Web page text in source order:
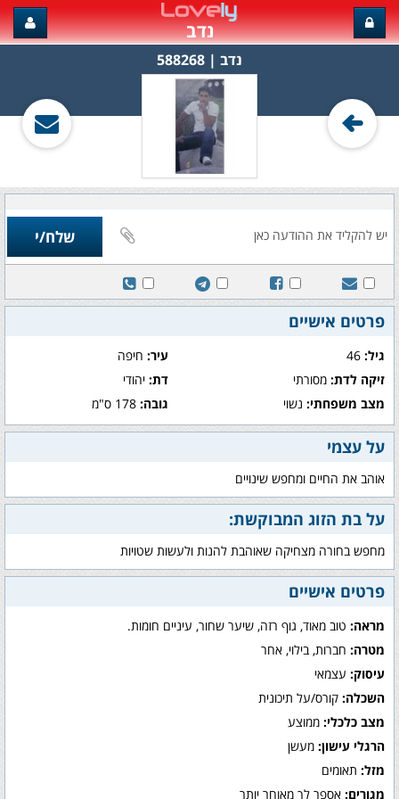
נדב
נדב‏ | 588268
פרטים אישיים
גיל: עיר:חיפה
זיקה לדת: מסורתי דת:יהודי
מצב משפחתי: נשוי גובה:178 ס"מ
על עצמי
אוהב את החיים ומחפש שינויים
על בת הזוג המבוקשת:
מחפש בחורה מצחיקה שאוהבת להנות ולעשות שטויות
פרטים אישיים
מראה: טוב מאוד, גוף רזה, שיער שחור, עיניים חומות.
מטרה: חברות, בילוי, אחר
עיסוק: עצמאי
השכלה: קורס/על תיכונית
מצב כלכלי: ממוצע
הרגלי עישון: מעשן
מזל: תאומים
מגורים: אספר לך מאוחר יותר